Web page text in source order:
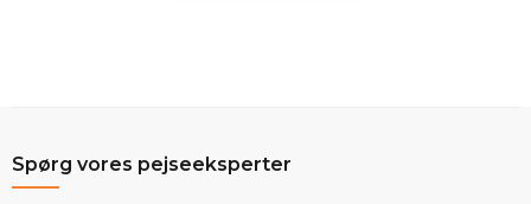
Spørg vores pejseeksperter